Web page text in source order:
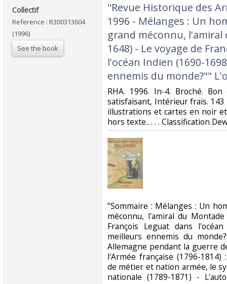
‎Collectif‎
Reference : R300313604
(1996)
See the book
‎"Revue Historique des
1996 - Mélanges : Un
grand méconnu, l'amiral
1648) - Le voyage de
l'océan Indien (1690-
ennemis du monde?""
‎RHA. 1996. In-4. Broché.
satisfaisant, Intérieur frais.
illustrations et cartes en noir
hors texte.. . . . Classification
‎"Sommaire : Mélanges : Un
méconnu, l'amiral du
François Leguat dans
meilleurs ennemis du
Allemagne pendant la guerre
l'Armée française (1796-
de métier et nation armée, le
nationale (1789-1871) -